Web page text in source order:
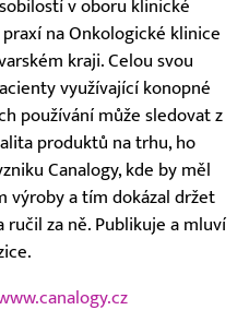
v oboru klinické
na Onkologické klinice
kraji. Celou svou
využívající konopné
používání může sledovat z
produktů na trhu, ho
Canalogy, kde by měl
výroby a tím dokázal držet
ručil za ně. Publikuje a mluví